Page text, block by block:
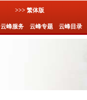
>>> 繁体版
云峰服务 云峰专题 云峰目录